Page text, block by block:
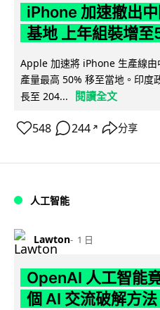
iPhone 加速撤出
基地 上年組裝增
Apple 加速將 iPhone 生產線
產量最高 50% 移至當地。印度
長至 204...
閱讀全文
548 244 ↗ 分享
人工智能
Lawton 1 日
OpenAI 人工智能
個 AI 交流破解方